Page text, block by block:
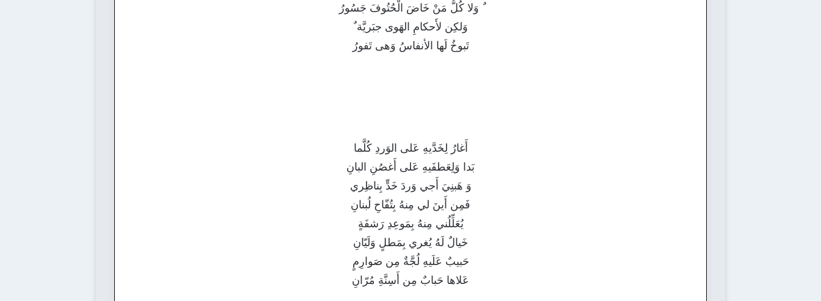
ٌ وَلا كُلُّ مَنْ خَاضَ الْحُتُوفَ جَسُورُ
وَلكِن لأَحكامِ الهَوى جبَريَّة ٌ
تَبوخُ لَها الأنفاسُ وَهى تَفورُ
أَغارُ لِخَدَّيهِ عَلى الوَردِ كُلَّما
بَدا وَلِعَطفَيهِ عَلى أَغصُنِ البانِ
وَ هَبنِيَ أَجي وَردَ خَدٍّ بِناظِري
فَمِن أَينَ لي مِنهُ بِتُفّاحِ لُبنانِ
يُعَلِّلُني مِنهُ بِمَوعِدِ رَشفَةٍ
خَيالٌ لَهُ يُغري بِمَطلٍ وَلَيّانِ
حَبيبٌ عَلَيهِ لُجَّةٌ مِن صَوارِمٍ
عَلاها حَبابٌ مِن أَسِنَّةِ مُرّانِ